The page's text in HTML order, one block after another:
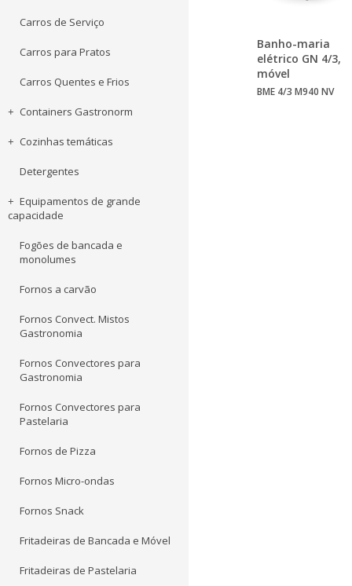
Carros de Serviço
Carros para Pratos
Carros Quentes e Frios
Containers Gastronorm
Cozinhas temáticas
Detergentes
Equipamentos de grande
capacidade
Fogões de bancada e
monolumes
Fornos a carvão
Fornos Convect. Mistos
Gastronomia
Fornos Convectores para
Gastronomia
Fornos Convectores para
Pastelaria
Fornos de Pizza
Fornos Micro-ondas
Fornos Snack
Fritadeiras de Bancada e Móvel
Fritadeiras de Pastelaria
Banho-maria
elétrico GN 4/3,
móvel
BME 4/3 M940 NV